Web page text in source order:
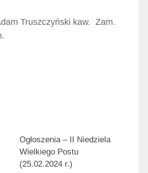
Truszczyński kaw. Zam.
Ogłoszenia – II Niedziela
Wielkiego Postu
(25.02.2024 r.)